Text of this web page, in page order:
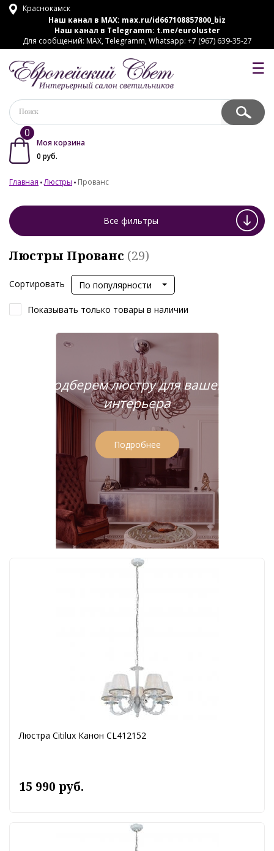
Краснокамск
Наш канал в MAX: max.ru/id667108857800_biz
Наш канал в Telegramm: t.me/euroluster
Для сообщений: MAX, Telegramm, Whatsapp: +7 (967) 639-35-27
☰
0
Моя корзина
0 руб.
Главная Люстры Прованс
Все фильтры
Люстры Прованс (29)
Сортировать По популярности
Показывать только товары в наличии
Подберем люстру для вашего
интерьера
Подробнее
Люстра Citilux Канон CL412152
15 990 руб.